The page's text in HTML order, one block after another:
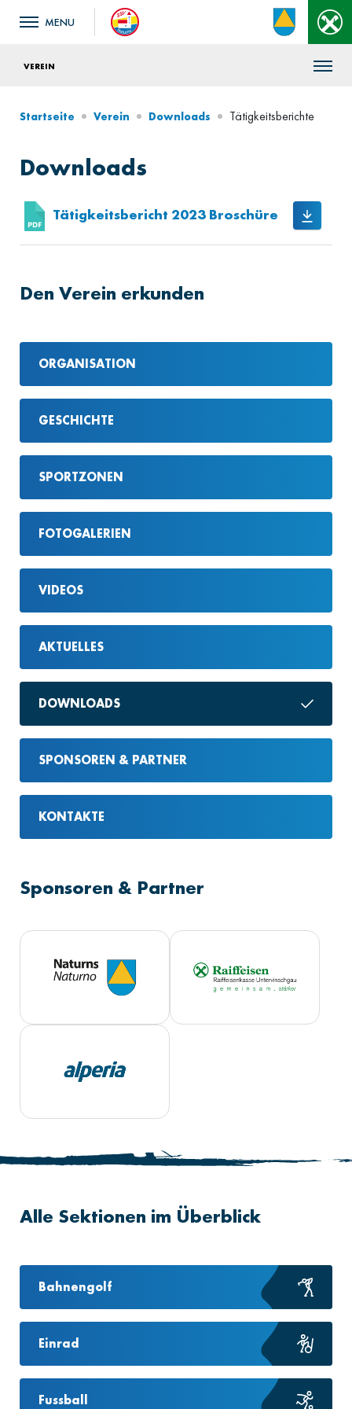
VEREIN
Startseite Verein Downloads Tätigkeitsberichte
Downloads
Tätigkeitsbericht 2023 Broschüre
Den Verein erkunden
ORGANISATION
GESCHICHTE
SPORTZONEN
FOTOGALERIEN
VIDEOS
AKTUELLES
DOWNLOADS
SPONSOREN & PARTNER
KONTAKTE
Sponsoren & Partner
Alle Sektionen im Überblick
Bahnengolf
Einrad
Fussball